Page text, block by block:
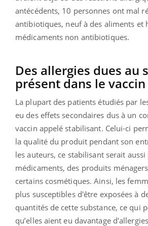
antécédents, 10 personnes ont mal
antibiotiques, neuf à des aliments et
médicaments non antibiotiques.
Des allergies dues au
présent dans le vaccin
La plupart des patients étudiés par
eu des effets secondaires dus à un
vaccin appelé stabilisant. Celui-ci
la qualité du produit pendant son
les auteurs, ce stabilisant serait
médicaments, des produits
certains cosmétiques. Ainsi, les
plus susceptibles d'être exposées à
quantités de cette substance, ce qui
qu’elles aient eu davantage